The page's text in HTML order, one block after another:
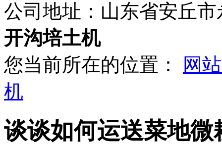
公司地址： 山东省安丘
开沟培土机
您当前所在的位置：
网
机
谈谈如何运送菜地微